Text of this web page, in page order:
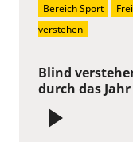
Blind
durch das Jahr
Bereich Sport
verstehen